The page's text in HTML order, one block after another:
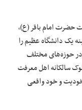
حضرت امام باقر (ع)،
یک دانشگاه عظیم را
در حوزه‌های مختلف
سالکانهاهل معرفت
و خود واقعی